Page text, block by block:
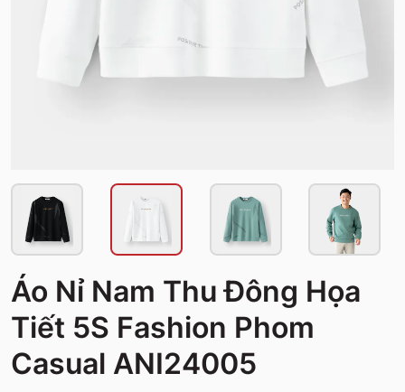
Áo Nỉ Nam Thu Đông Họa
Tiết 5S Fashion Phom
Casual ANI24005